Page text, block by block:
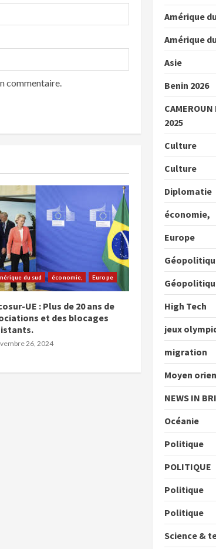
commentaire.
du sud économie, Europe
UE : Plus de 20 ans de
et des blocages
26, 2024
Amérique
Amérique
Asie
Benin 2026
2025
Culture
Culture
Diplomatie
économie,
Europe
High Tech
jeux
migration
Moyen
NEWS IN
Océanie
Politique
POLITIQUE
Politique
Politique
Science &